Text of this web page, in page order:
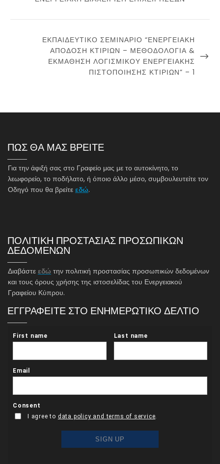
NEXT
POST
ΕΚΠΑΙΔΕΥΤΙΚΌ ΣΕΜΙΝΆΡΙΟ “ΕΝΕΡΓΕΙΑΚΉ
ΑΠΌΔΟΣΗ ΚΤΙΡΊΩΝ – ΜΕΘΟΔΟΛΟΓΊΑ &
ΕΚΜΆΘΗΣΗ ΛΟΓΙΣΜΙΚΟΎ ΕΝΕΡΓΕΙΑΚΉΣ
ΠΙΣΤΟΠΟΊΗΣΗΣ ΚΤΙΡΊΩΝ” – 1
ΠΩΣ ΘΑ ΜΑΣ ΒΡΕΙΤΕ
Για την άφιξή σας στο Γραφείο μας με το αυτοκίνητο, το
λεωφορείο, το ποδήλατο, ή όποιο άλλο μέσο, συμβουλευτείτε τον
Οδηγό που θα βρείτε εδώ.
ΠΟΛΙΤΙΚΗ ΠΡΟΣΤΑΣΙΑΣ ΠΡΟΣΩΠΙΚΩΝ
ΔΕΔΟΜΕΝΩΝ
Διαβάστε εδώ την πολιτική προστασίας προσωπικών δεδομένων
και τους όρους χρήσης της ιστοσελίδας του Ενεργειακού
Γραφείου Κύπρου.
ΕΓΓΡΑΦΕΙΤΕ ΣΤΟ ΕΝΗΜΕΡΩΤΙΚΟ ΔΕΛΤΙΟ